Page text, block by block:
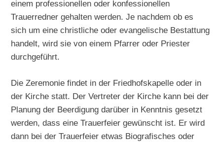
einem professionellen oder konfessionellen
Trauerredner gehalten werden. Je nachdem ob es
sich um eine christliche oder evangelische Bestattung
handelt, wird sie von einem Pfarrer oder Priester
durchgeführt.
Die Zeremonie findet in der Friedhofskapelle oder in
der Kirche statt. Der Vertreter der Kirche kann bei der
Planung der Beerdigung darüber in Kenntnis gesetzt
werden, dass eine Trauerfeier gewünscht ist. Er wird
dann bei der Trauerfeier etwas Biografisches oder